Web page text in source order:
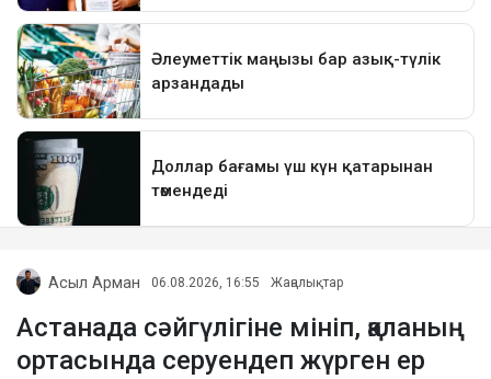
Асыл Арман 06.08.2026, 16:55 Жаңалықтар
Астанада сәйгүлігіне мініп, қаланың
ортасында серуендеп жүрген ер